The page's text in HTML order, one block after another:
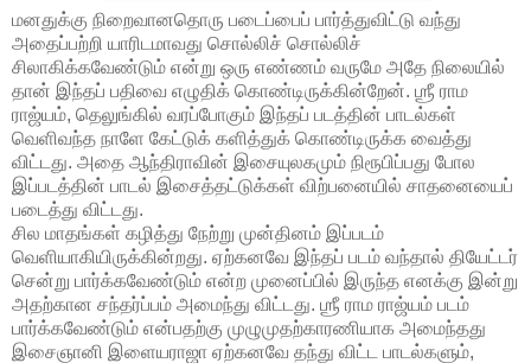
மனதுக்கு நிறைவானதொரு படைப்பைப் பார்த்துவிட்டு வந்து
அதைப்பற்றி யாரிடமாவது சொல்லிச் சொல்லிச்
சிலாகிக்கவேண்டும் என்று ஒரு எண்ணம் வருமே அதே நிலையில்
தான் இந்தப் பதிவை எழுதிக் கொண்டிருக்கின்றேன். ஶ்ரீ ராம
ராஜ்யம், தெலுங்கில் வரப்போகும் இந்தப் படத்தின் பாடல்கள்
வெளிவந்த நாளே கேட்டுக் களித்துக் கொண்டிருக்க வைத்து
விட்டது. அதை ஆந்திராவின் இசையுலகமும் நிரூபிப்பது போல
இப்படத்தின் பாடல் இசைத்தட்டுக்கள் விற்பனையில் சாதனையைப்
படைத்து விட்டது.
சில மாதங்கள் கழித்து நேற்று முன்தினம் இப்படம்
வெளியாகியிருக்கின்றது. ஏற்கனவே இந்தப் படம் வந்தால் தியேட்டர்
சென்று பார்க்கவேண்டும் என்ற முனைப்பில் இருந்த எனக்கு இன்று
அதற்கான சந்தர்ப்பம் அமைந்து விட்டது. ஶ்ரீ ராம ராஜ்யம் படம்
பார்க்கவேண்டும் என்பதற்கு முழுமுதற்காரணியாக அமைந்தது
இசைஞானி இளையராஜா ஏற்கனவே தந்து விட்ட பாடல்களும்,